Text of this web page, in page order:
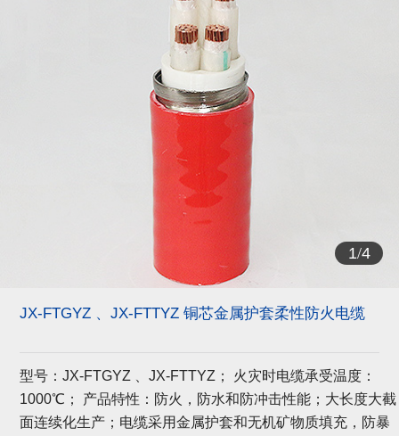
1/4
JX-FTGYZ 、JX-FTTYZ 铜芯金属护套柔性防火电缆
型号：JX-FTGYZ 、JX-FTTYZ； 火灾时电缆承受温度：
1000℃； 产品特性：防火，防水和防冲击性能；大长度大截
面连续化生产；电缆采用金属护套和无机矿物质填充，防暴